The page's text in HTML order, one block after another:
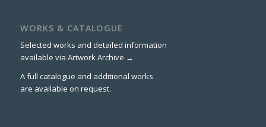
WORKS & CATALOGUE
Selected works and detailed information
available via Artwork Archive →
A full catalogue and additional works
are available on request.